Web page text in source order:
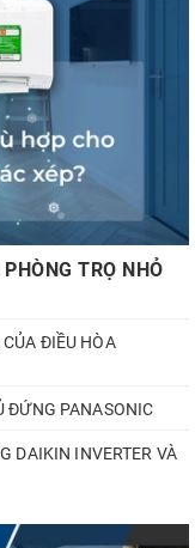
TRỌ NHỎ
ĐIỀU HÒA
ĐỨNG PANASONIC
DAIKIN INVERTER VÀ